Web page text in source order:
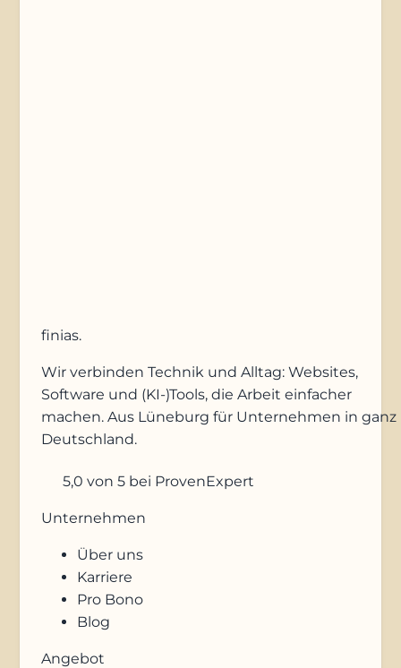
finias.
Wir verbinden Technik und Alltag: Websites,
Software und (KI-)Tools, die Arbeit einfacher
machen. Aus Lüneburg für Unternehmen in ganz
Deutschland.
5,0 von 5 bei ProvenExpert
Unternehmen
Über uns
Karriere
Pro Bono
Blog
Angebot